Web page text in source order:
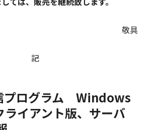
敬具
記
プログラム Windows
ライアント版、サーバ